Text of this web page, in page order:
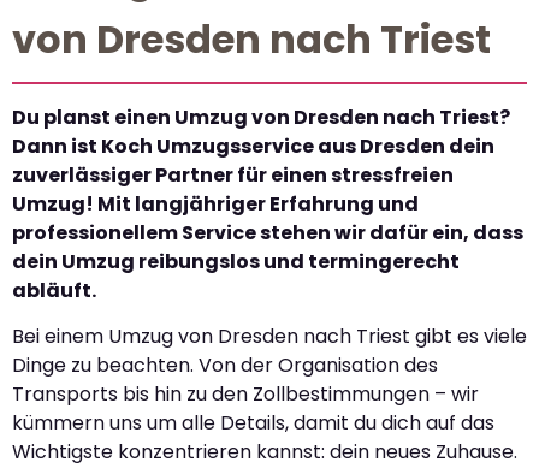
von Dresden nach Triest
Du planst einen Umzug von Dresden nach Triest?
Dann ist Koch Umzugsservice aus Dresden dein
zuverlässiger Partner für einen stressfreien
Umzug! Mit langjähriger Erfahrung und
professionellem Service stehen wir dafür ein, dass
dein Umzug reibungslos und termingerecht
abläuft.
Bei einem Umzug von Dresden nach Triest gibt es viele
Dinge zu beachten. Von der Organisation des
Transports bis hin zu den Zollbestimmungen – wir
kümmern uns um alle Details, damit du dich auf das
Wichtigste konzentrieren kannst: dein neues Zuhause.